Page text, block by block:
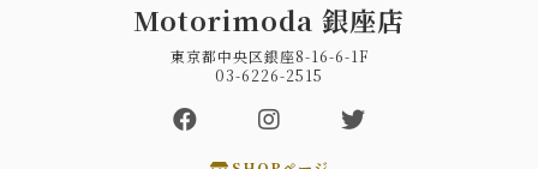
Motorimoda 銀座店
東京都中央区銀座8-16-6-1F
03-6226-2515